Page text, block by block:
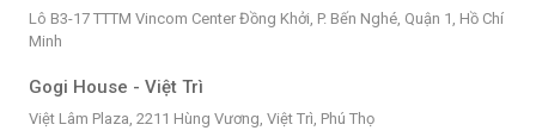
Lô B3-17 TTTM Vincom Center Đồng Khởi, P. Bến Nghé, Quận 1, Hồ Chí
Minh
Gogi House - Việt Trì
Việt Lâm Plaza, 2211 Hùng Vương, Việt Trì, Phú Thọ